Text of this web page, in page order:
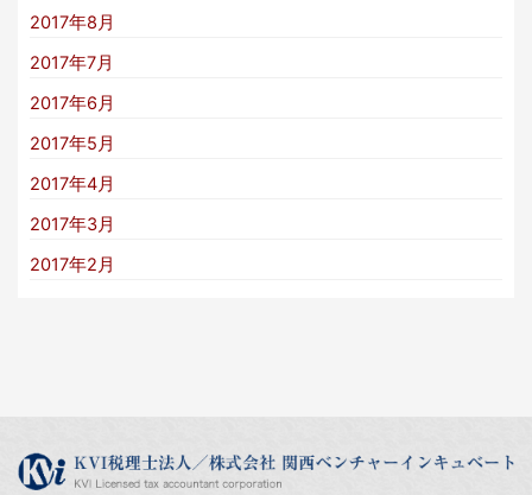
2017年8月
2017年7月
2017年6月
2017年5月
2017年4月
2017年3月
2017年2月